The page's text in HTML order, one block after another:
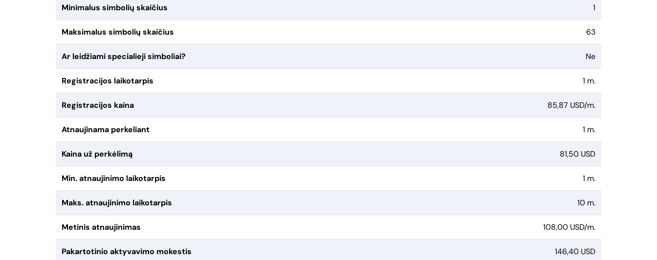
Minimalus simbolių skaičius 1
Maksimalus simbolių skaičius 63
Ar leidžiami specialieji simboliai? Ne
Registracijos laikotarpis 1 m.
Registracijos kaina 85,87 USD/m.
Atnaujinama perkeliant 1 m.
Kaina už perkėlimą 81,50 USD
Min. atnaujinimo laikotarpis 1 m.
Maks. atnaujinimo laikotarpis 10 m.
Metinis atnaujinimas 108,00 USD/m.
Pakartotinio aktyvavimo mokestis 146,40 USD